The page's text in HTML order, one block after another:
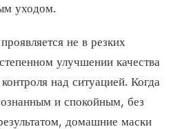
уходом.
не в резких
улучшении качества
над ситуацией. Когда
и спокойным, без
домашние маски